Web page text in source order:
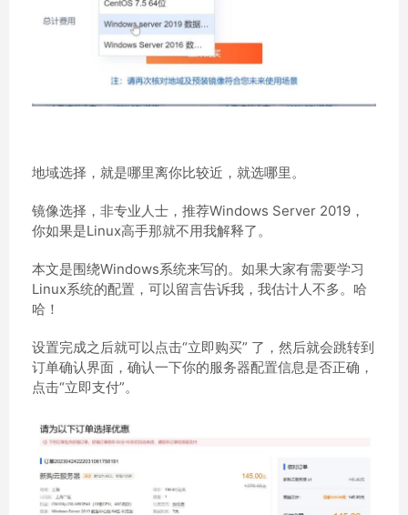
地域选择，就是哪里离你比较近，就选哪里。
镜像选择，非专业人士，推荐Windows Server 2019，
你如果是Linux高手那就不用我解释了。
本文是围绕Windows系统来写的。如果大家有需要学习
Linux系统的配置，可以留言告诉我，我估计人不多。哈
哈！
设置完成之后就可以点击“立即购买” 了，然后就会跳转到
订单确认界面，确认一下你的服务器配置信息是否正确，
点击“立即支付”。